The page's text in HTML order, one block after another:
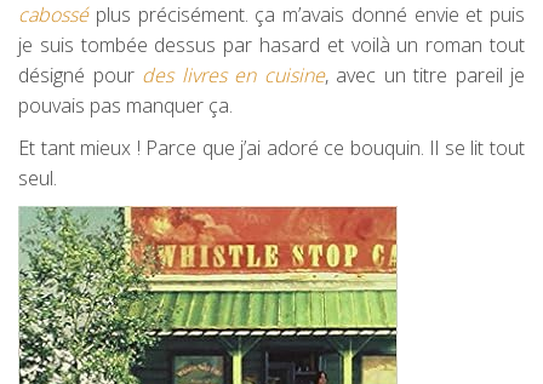
cabosséplus précisément. ça m’avais donné envie et puis
je suis tombée dessus par hasard et voilà un roman tout
désigné pour des livres en cuisine, avec un titre pareil je
pouvais pas manquer ça.
Et tant mieux ! Parce que j’ai adoré ce bouquin. Il se lit tout
seul.